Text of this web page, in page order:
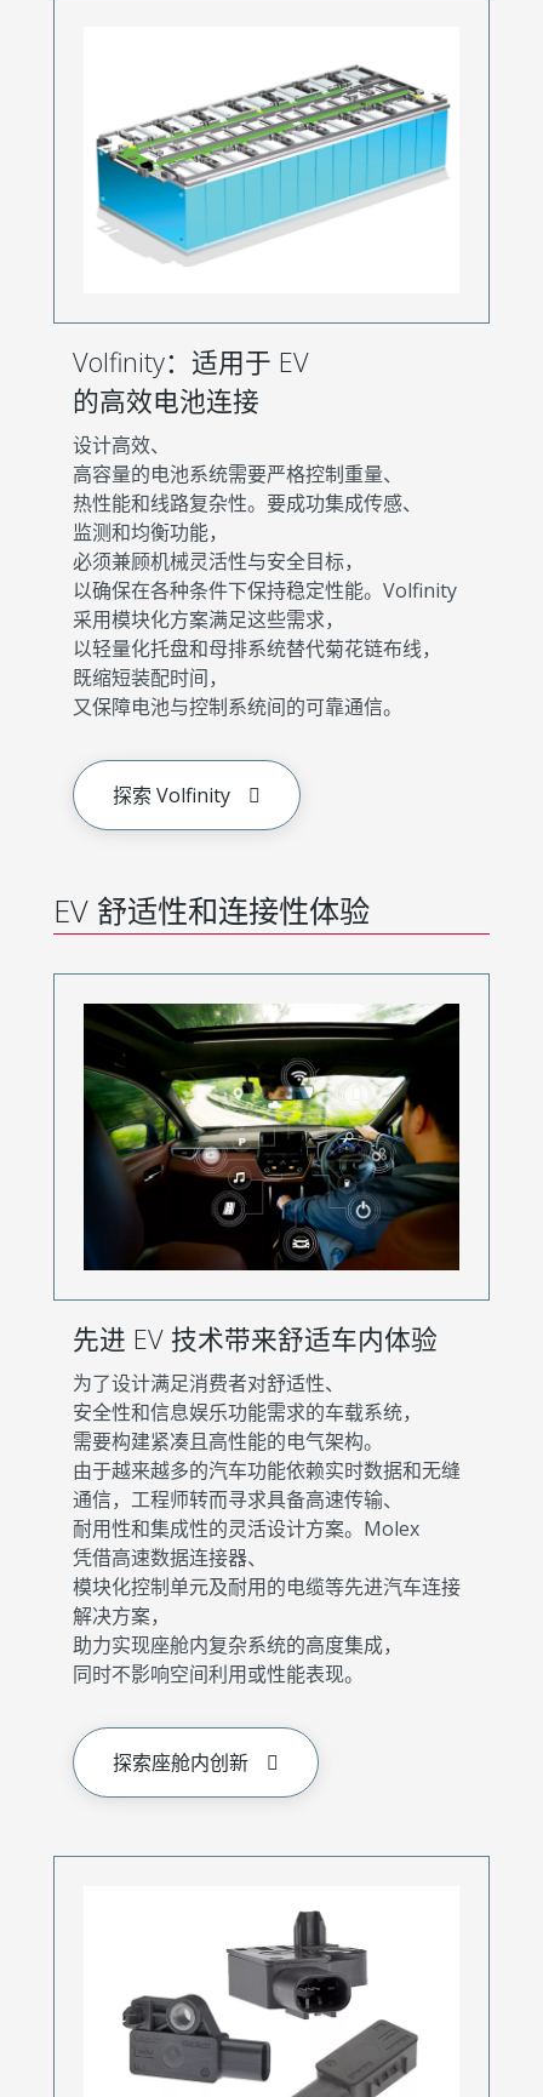
Volfinity：适用于 EV
的高效电池连接
设计高效、
高容量的电池系统需要严格控制重量、
热性能和线路复杂性。要成功集成传感、
监测和均衡功能，
必须兼顾机械灵活性与安全目标，
以确保在各种条件下保持稳定性能。Volfinity
采用模块化方案满足这些需求，
以轻量化托盘和母排系统替代菊花链布线，
既缩短装配时间，
又保障电池与控制系统间的可靠通信。
探索 Volfinity
EV 舒适性和连接性体验
先进 EV 技术带来舒适车内体验
为了设计满足消费者对舒适性、
安全性和信息娱乐功能需求的车载系统，
需要构建紧凑且高性能的电气架构。
由于越来越多的汽车功能依赖实时数据和无缝
通信，工程师转而寻求具备高速传输、
耐用性和集成性的灵活设计方案。Molex
凭借高速数据连接器、
模块化控制单元及耐用的电缆等先进汽车连接
解决方案，
助力实现座舱内复杂系统的高度集成，
同时不影响空间利用或性能表现。
探索座舱内创新